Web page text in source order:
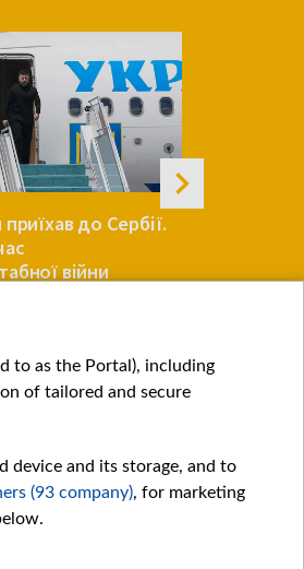
до Сербії.
війни
to as the Portal), including
of tailored and secure
device and its storage, and to
(93 company), for marketing